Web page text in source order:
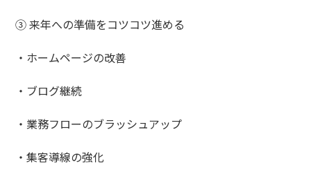
③ 来年への準備をコツコツ進める
・ホームページの改善
・ブログ継続
・業務フローのブラッシュアップ
・集客導線の強化